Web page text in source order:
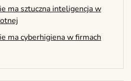
ma sztuczna inteligencja w
ma cyberhigiena w firmach